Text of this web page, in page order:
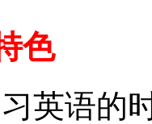
色
英语的